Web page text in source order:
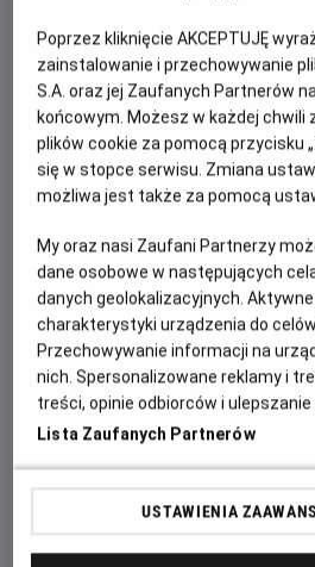
Zagramy kolejno:
RYTUAŁ LILY( PREMIERA!)
LALKA( PRZEDPREMIERA!)
KRWAWE POLOWANIE(
POŚWIĘCENI
Będzie to wyjątkowa, pełna grozy
przekonani, że jeszcze długo po
będziecie mogli zasnąć. Czy
FILMY WYDARZENIA
Od 15 lat, 95 min
Poprzez kliknięcie AKCEPTUJĘ
zainstalowanie i przechowywanie
S.A. oraz jej Zaufanych Partnerów
końcowym. Możesz w każdej chwili
plików cookie za pomocą przycisku
się w stopce serwisu. Zmiana
możliwa jest także za pomocą
My oraz nasi Zaufani Partnerzy
dane osobowe w następujących
danych geolokalizacyjnych.
charakterystyki urządzenia do
Przechowywanie informacji na
nich. Spersonalizowane reklamy i
treści, opinie odbiorców i ulepszanie
Lista Zaufanych Partnerów
USTAWIENIA